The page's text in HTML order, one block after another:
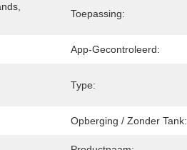
Toepassing:
App-Gecontroleerd:
Type:
Opberging / Zonder Tank: